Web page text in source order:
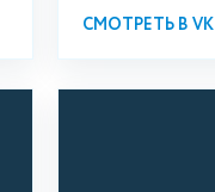
СМОТРЕТЬ В VK